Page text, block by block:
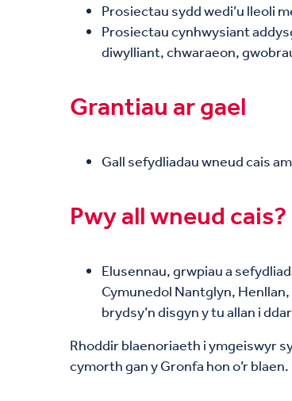
Prosiectau sydd wedi’u lleoli
Prosiectau cynhwysiant
diwylliant, chwaraeon,
Grantiau ar gael
Gall sefydliadau wneud cais
Pwy all wneud cais?
Elusennau, grwpiau a
Cymunedol Nantglyn,
brydsy’n disgyn y tu allan i
Rhoddir blaenoriaeth i ymgeiswyr
cymorth gan y Gronfa hon o’r blaen.